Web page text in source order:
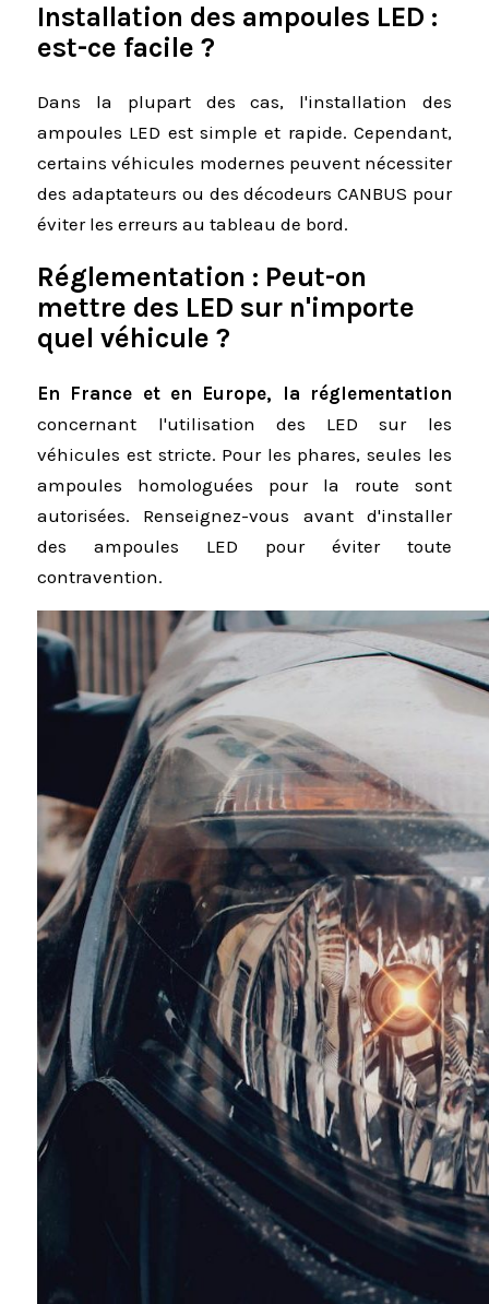
Installation des ampoules LED :
est-ce facile ?
Dans la plupart des cas, l'installation des
ampoules LED est simple et rapide. Cependant,
certains véhicules modernes peuvent nécessiter
des adaptateurs ou des décodeurs CANBUS pour
éviter les erreurs au tableau de bord.
Réglementation : Peut-on
mettre des LED sur n'importe
quel véhicule ?
En France et en Europe, la réglementation
concernant l'utilisation des LED sur les
véhicules est stricte. Pour les phares, seules les
ampoules homologuées pour la route sont
autorisées. Renseignez-vous avant d'installer
des ampoules LED pour éviter toute
contravention.